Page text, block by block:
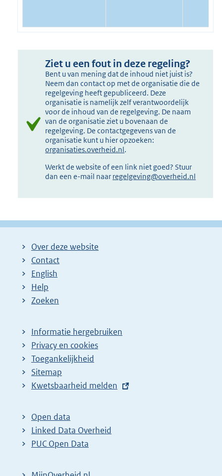
Ziet u een fout in deze regeling?
Bent u van mening dat de inhoud niet juist is?
Neem dan contact op met de organisatie die de
regelgeving heeft gepubliceerd. Deze
organisatie is namelijk zelf verantwoordelijk
voor de inhoud van de regelgeving. De naam
van de organisatie ziet u bovenaan de
regelgeving. De contactgegevens van de
organisatie kunt u hier opzoeken:
organisaties.overheid.nl.
Werkt de website of een link niet goed? Stuur
dan een e-mail naar regelgeving@overheid.nl
Over deze website
Contact
English
Help
Zoeken
Informatie hergebruiken
Privacy en cookies
Toegankelijkheid
Sitemap
E
t
e
r
Kwetsbaarheid melden
Open data
Linked Data Overheid
PUC Open Data